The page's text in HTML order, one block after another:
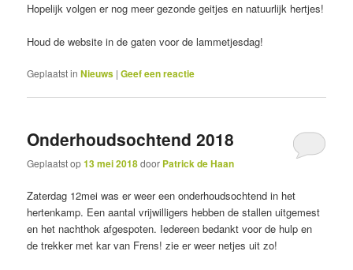
Hopelijk volgen er nog meer gezonde geitjes en natuurlijk hertjes!
Houd de website in de gaten voor de lammetjesdag!
Geplaatst in Nieuws |Geef een reactie
Onderhoudsochtend 2018
Geplaatst op13 mei 2018door Patrick de Haan
Zaterdag 12mei was er weer een onderhoudsochtend in het
hertenkamp. Een aantal vrijwilligers hebben de stallen uitgemest
en het nachthok afgespoten. Iedereen bedankt voor de hulp en
de trekker met kar van Frens! zie er weer netjes uit zo!